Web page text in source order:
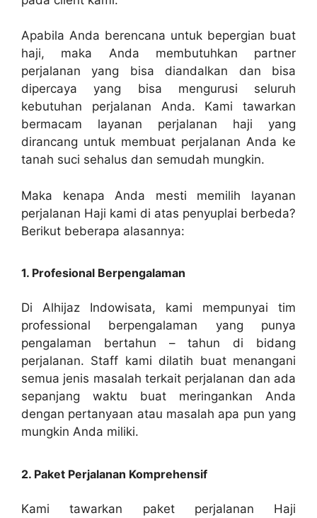
Apabila Anda berencana untuk bepergian buat
haji, maka Anda membutuhkan partner
perjalanan yang bisa diandalkan dan bisa
dipercaya yang bisa mengurusi seluruh
kebutuhan perjalanan Anda. Kami tawarkan
bermacam layanan perjalanan haji yang
dirancang untuk membuat perjalanan Anda ke
tanah suci sehalus dan semudah mungkin.
Maka kenapa Anda mesti memilih layanan
perjalanan Haji kami di atas penyuplai berbeda?
Berikut beberapa alasannya:
1. Profesional Berpengalaman
Di Alhijaz Indowisata, kami mempunyai tim
professional berpengalaman yang punya
pengalaman bertahun – tahun di bidang
perjalanan. Staff kami dilatih buat menangani
semua jenis masalah terkait perjalanan dan ada
sepanjang waktu buat meringankan Anda
dengan pertanyaan atau masalah apa pun yang
mungkin Anda miliki.
2. Paket Perjalanan Komprehensif
Kami tawarkan paket perjalanan Haji